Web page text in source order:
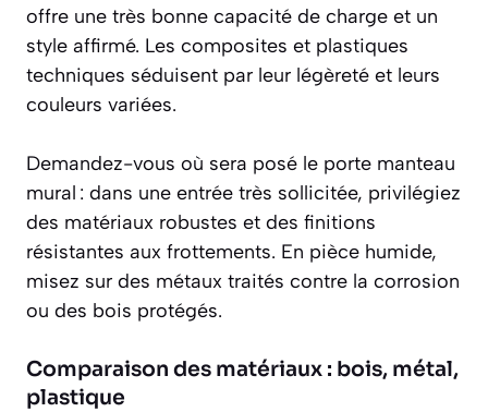
offre une très bonne capacité de charge et un
style affirmé. Les composites et plastiques
techniques séduisent par leur légèreté et leurs
couleurs variées.
Demandez-vous où sera posé le porte manteau
mural : dans une entrée très sollicitée, privilégiez
des matériaux robustes et des finitions
résistantes aux frottements. En pièce humide,
misez sur des métaux traités contre la corrosion
ou des bois protégés.
Comparaison des matériaux : bois, métal,
plastique